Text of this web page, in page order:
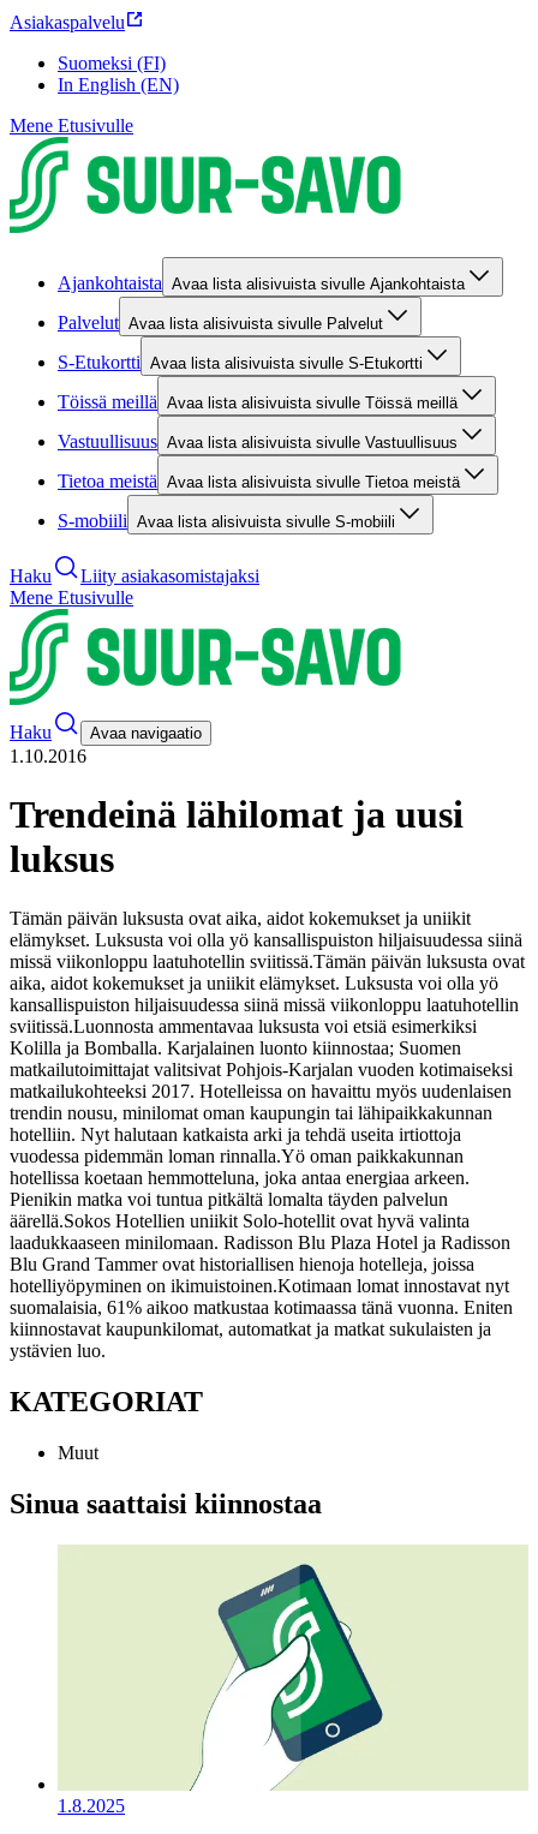
Asiakaspalvelu
Suomeksi (FI)
In English (EN)
Mene Etusivulle
Ajankohtaista Avaa lista alisivuista sivulle Ajankohtaista
Palvelut Avaa lista alisivuista sivulle Palvelut
S-Etukortti Avaa lista alisivuista sivulle S-Etukortti
Töissä meillä Avaa lista alisivuista sivulle Töissä meillä
Vastuullisuus Avaa lista alisivuista sivulle Vastuullisuus
Tietoa meistä Avaa lista alisivuista sivulle Tietoa meistä
S-mobiili Avaa lista alisivuista sivulle S-mobiili
Haku
Liity asiakasomistajaksi
Mene Etusivulle
Haku Avaa navigaatio
1.10.2016
Trendeinä lähilomat ja uusi
luksus
Tämän päivän luksusta ovat aika, aidot kokemukset ja uniikit
elämykset. Luksusta voi olla yö kansallispuiston hiljaisuudessa siinä
missä viikonloppu laatuhotellin sviitissä.Tämän päivän luksusta ovat
aika, aidot kokemukset ja uniikit elämykset. Luksusta voi olla yö
kansallispuiston hiljaisuudessa siinä missä viikonloppu laatuhotellin
sviitissä.Luonnosta ammentavaa luksusta voi etsiä esimerkiksi
Kolilla ja Bomballa. Karjalainen luonto kiinnostaa; Suomen
matkailutoimittajat valitsivat Pohjois-Karjalan vuoden kotimaiseksi
matkailukohteeksi 2017. Hotelleissa on havaittu myös uudenlaisen
trendin nousu, minilomat oman kaupungin tai lähipaikkakunnan
hotelliin. Nyt halutaan katkaista arki ja tehdä useita irtiottoja
vuodessa pidemmän loman rinnalla.Yö oman paikkakunnan
hotellissa koetaan hemmotteluna, joka antaa energiaa arkeen.
Pienikin matka voi tuntua pitkältä lomalta täyden palvelun
äärellä.Sokos Hotellien uniikit Solo-hotellit ovat hyvä valinta
laadukkaaseen minilomaan. Radisson Blu Plaza Hotel ja Radisson
Blu Grand Tammer ovat historiallisen hienoja hotelleja, joissa
hotelliyöpyminen on ikimuistoinen.Kotimaan lomat innostavat nyt
suomalaisia, 61% aikoo matkustaa kotimaassa tänä vuonna. Eniten
kiinnostavat kaupunkilomat, automatkat ja matkat sukulaisten ja
ystävien luo.
KATEGORIAT
Muut
Sinua saattaisi kiinnostaa
1.8.2025